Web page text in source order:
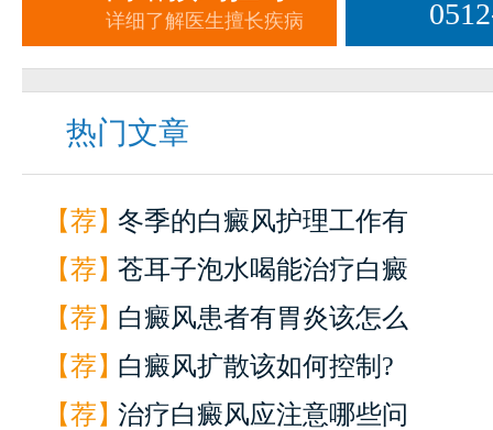
详细了解医生擅长疾病
热门文章
【荐】冬季的白癜风护理工作有
【荐】苍耳子泡水喝能治疗白癜
【荐】白癜风患者有胃炎该怎么
【荐】白癜风扩散该如何控制?
【荐】治疗白癜风应注意哪些问